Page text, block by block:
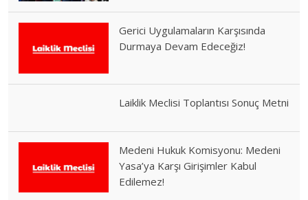
Gerici Uygulamaların Karşısında
Durmaya Devam Edeceğiz!
Laiklik Meclisi Toplantısı Sonuç Metni
Medeni Hukuk Komisyonu: Medeni
Yasa’ya Karşı Girişimler Kabul
Edilemez!